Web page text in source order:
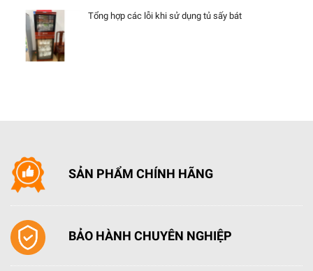
Tổng hợp các lỗi khi sử dụng tủ sấy bát
SẢN PHẨM CHÍNH HÃNG
BẢO HÀNH CHUYÊN NGHIỆP